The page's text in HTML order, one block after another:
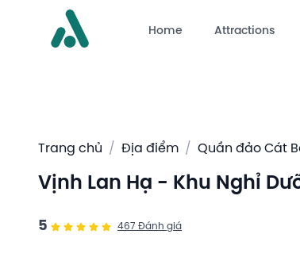
Home Attractions
Trang chủ / Địa điểm / Quần đảo Cát
Vịnh Lan Hạ - Khu Nghỉ
5 467 Đánh giá